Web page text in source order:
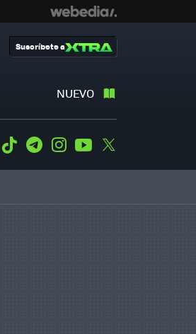
NUEVO
Suscríbete a
WhatsApp
Tiktok TelegramInstagramYoutube